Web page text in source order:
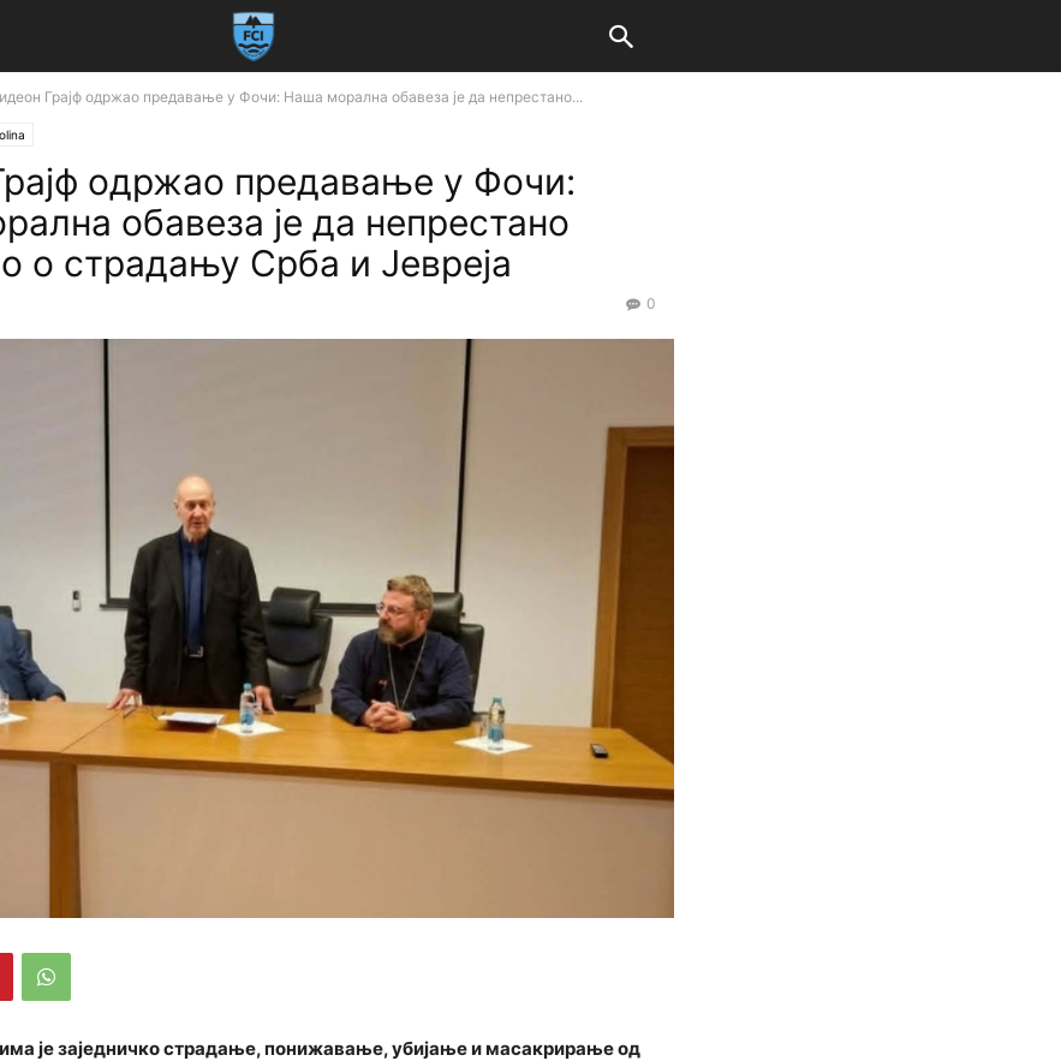
Грајф одржао предавање у Фочи: Наша морална обавеза је да непрестано...
одржао предавање у Фочи:
обавеза је да непрестано
о страдању Срба и Јевреја
0
је заједничко страдање, понижавање, убијање и масакрирање од